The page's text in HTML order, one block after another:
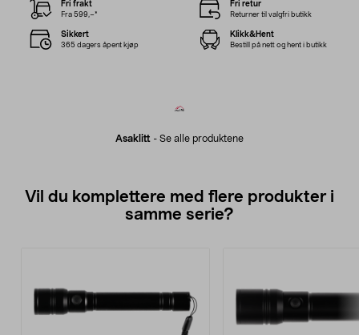
Asaklitt - Se alle produktene
Fri frakt
Fra 599,–*
Fri retur
Returner til valgfri butikk
Sikkert
365 dagers åpent kjøp
Klikk&Hent
Bestill på nett og hent i butikk
Vil du komplettere med flere produkter i
samme serie?